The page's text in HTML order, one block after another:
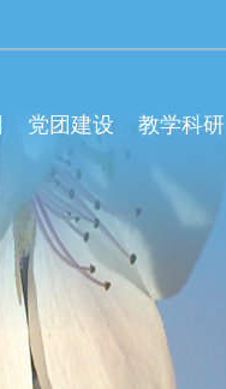
党团建设 教学科研